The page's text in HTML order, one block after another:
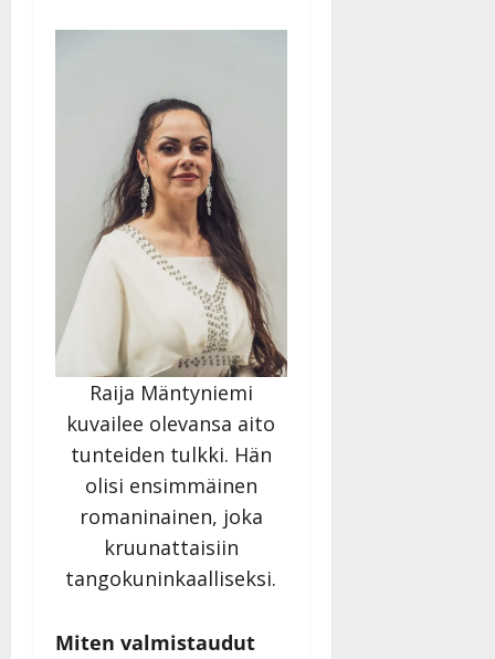
Raija Mäntyniemi
kuvailee olevansa aito
tunteiden tulkki. Hän
olisi ensimmäinen
romaninainen, joka
kruunattaisiin
tangokuninkaalliseksi.
Miten valmistaudut